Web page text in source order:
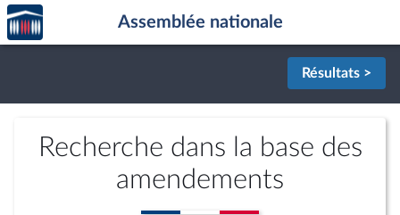
Aller au contenu
Aller en bas de la page
Accèder
à la
page
Assemblée nationale
Résultats >
Recherche dans la base des
amendements